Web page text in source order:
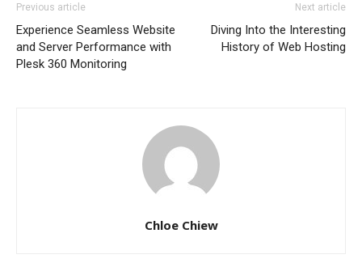
Previous article
Experience Seamless Website
and Server Performance with
Plesk 360 Monitoring
Next article
Diving Into the Interesting
History of Web Hosting
Chloe Chiew